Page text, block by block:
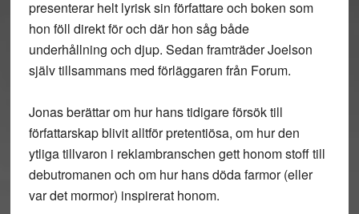
presenterar helt lyrisk sin författare och boken som
hon föll direkt för och där hon såg både
underhållning och djup. Sedan framträder Joelson
själv tillsammans med förläggaren från Forum.
Jonas berättar om hur hans tidigare försök till
författarskap blivit alltför pretentiösa, om hur den
ytliga tillvaron i reklambranschen gett honom stoff till
debutromanen och om hur hans döda farmor (eller
var det mormor) inspirerat honom.